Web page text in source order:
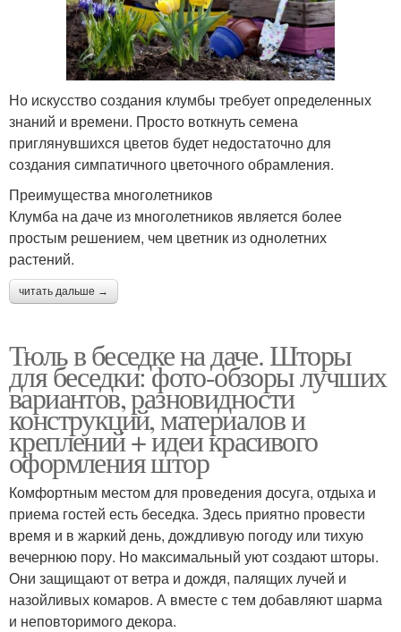
Но искусство создания клумбы требует определенных
знаний и времени. Просто воткнуть семена
приглянувшихся цветов будет недостаточно для
создания симпатичного цветочного обрамления.
Преимущества многолетников
Клумба на даче из многолетников является более
простым решением, чем цветник из однолетних
растений.
читать дальше →
Тюль в беседке на даче. Шторы
для беседки: фото-обзоры лучших
вариантов, разновидности
конструкций, материалов и
креплений + идеи красивого
оформления штор
Комфортным местом для проведения досуга, отдыха и
приема гостей есть беседка. Здесь приятно провести
время и в жаркий день, дождливую погоду или тихую
вечернюю пору. Но максимальный уют создают шторы.
Они защищают от ветра и дождя, палящих лучей и
назойливых комаров. А вместе с тем добавляют шарма
и неповторимого декора.